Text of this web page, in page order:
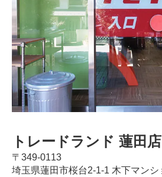
トレードランド 蓮田店
〒349-0113
埼玉県蓮田市桜台2-1-1 木下マン